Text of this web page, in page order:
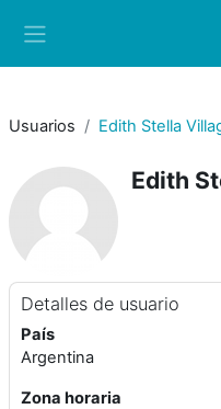
Usuarios Edith Stella
Edith
Detalles de usuario
País
Argentina
Zona horaria